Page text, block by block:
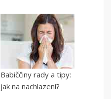
Babiččiny rady a tipy:
jak na nachlazení?